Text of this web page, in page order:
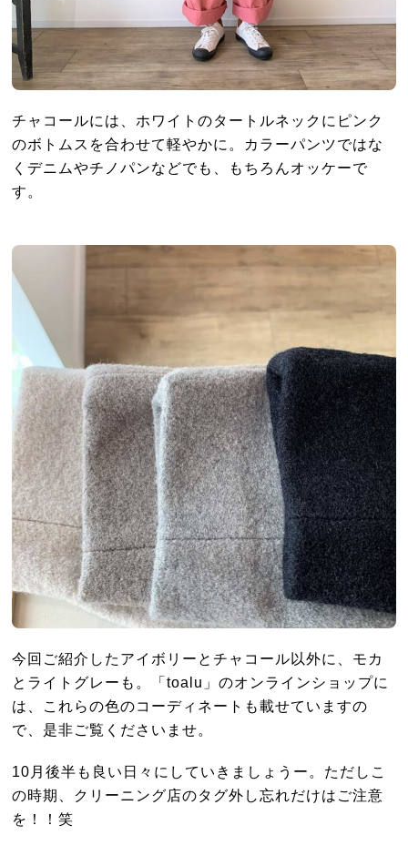
チャコールには、ホワイトのタートルネックにピンク
のボトムスを合わせて軽やかに。カラーパンツではな
くデニムやチノパンなどでも、もちろんオッケーで
す。
今回ご紹介したアイボリーとチャコール以外に、モカ
とライトグレーも。「toalu」のオンラインショップに
は、これらの色のコーディネートも載せていますの
で、是非ご覧くださいませ。
10月後半も良い日々にしていきましょうー。ただしこ
の時期、クリーニング店のタグ外し忘れだけはご注意
を！！笑